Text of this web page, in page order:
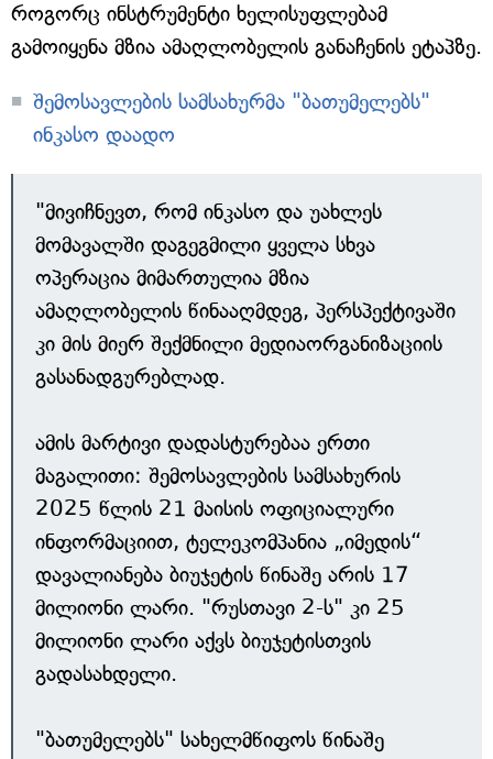
როგორც ინსტრუმენტი ხელისუფლებამ
გამოიყენა მზია ამაღლობელის განაჩენის ეტაპზე.
შემოსავლების სამსახურმა "ბათუმელებს"
ინკასო დაადო
"მივიჩნევთ, რომ ინკასო და უახლეს
მომავალში დაგეგმილი ყველა სხვა
ოპერაცია მიმართულია მზია
ამაღლობელის წინააღმდეგ, პერსპექტივაში
კი მის მიერ შექმნილი მედიაორგანიზაციის
გასანადგურებლად.
ამის მარტივი დადასტურებაა ერთი
მაგალითი: შემოსავლების სამსახურის
2025 წლის 21 მაისის ოფიციალური
ინფორმაციით, ტელეკომპანია „იმედის“
დავალიანება ბიუჯეტის წინაშე არის 17
მილიონი ლარი. "რუსთავი 2-ს" კი 25
მილიონი ლარი აქვს ბიუჯეტისთვის
გადასახდელი.
"ბათუმელებს" სახელმწიფოს წინაშე